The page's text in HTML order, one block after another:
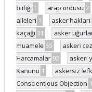
birliği 1 arap ordusu 2
aileleri 1 asker
kaçağı 31 asker
muamele 55 askeri
Harcamalar 92 askeri
Kanunu 1 askersiz
Conscientious Objection 1